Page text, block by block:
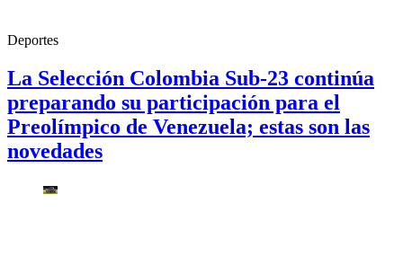
Deportes
La Selección Colombia Sub-23 continúa
preparando su participación para el
Preolímpico de Venezuela; estas son las
novedades